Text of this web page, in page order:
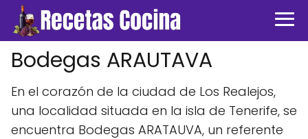
Bodegas ARAUTAVA
En el corazón de la ciudad de Los Realejos,
una localidad situada en la isla de Tenerife, se
encuentra Bodegas ARATAUVA, un referente